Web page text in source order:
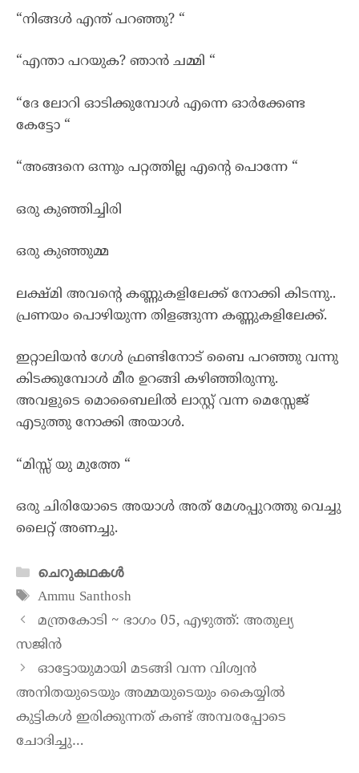
“നിങ്ങൾ എന്ത് പറഞ്ഞു? “
“എന്താ പറയുക? ഞാൻ ചമ്മി “
“ദേ ലോറി ഓടിക്കുമ്പോൾ എന്നെ ഓർക്കേണ്ട
കേട്ടോ “
“അങ്ങനെ ഒന്നും പറ്റത്തില്ല എന്റെ പൊന്നേ “
ഒരു കുഞ്ഞിച്ചിരി
ഒരു കുഞ്ഞുമ്മ
ലക്ഷ്മി അവന്റെ കണ്ണുകളിലേക്ക് നോക്കി കിടന്നു..
പ്രണയം പൊഴിയുന്ന തിളങ്ങുന്ന കണ്ണുകളിലേക്ക്.
ഇറ്റാലിയൻ ഗേൾ ഫ്രണ്ടിനോട് ബൈ പറഞ്ഞു വന്നു
കിടക്കുമ്പോൾ മീര ഉറങ്ങി കഴിഞ്ഞിരുന്നു.
അവളുടെ മൊബൈലിൽ ലാസ്റ്റ് വന്ന മെസ്സേജ്
എടുത്തു നോക്കി അയാൾ.
“മിസ്സ് യു മുത്തേ “
ഒരു ചിരിയോടെ അയാൾ അത് മേശപ്പുറത്തു വെച്ചു
ലൈറ്റ് അണച്ചു.
ചെറുകഥകൾ
Ammu Santhosh
മന്ത്രകോടി ~ ഭാഗം 05, എഴുത്ത്: അതുല്യ
സജിൻ
ഓട്ടോയുമായി മടങ്ങി വന്ന വിശ്വൻ
അനിതയുടെയും അമ്മയുടെയും കൈയ്യിൽ
കുട്ടികൾ ഇരിക്കുന്നത് കണ്ട് അമ്പരപ്പോടെ
ചോദിച്ചു…